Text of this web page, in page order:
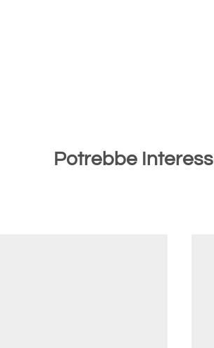
Potrebbe